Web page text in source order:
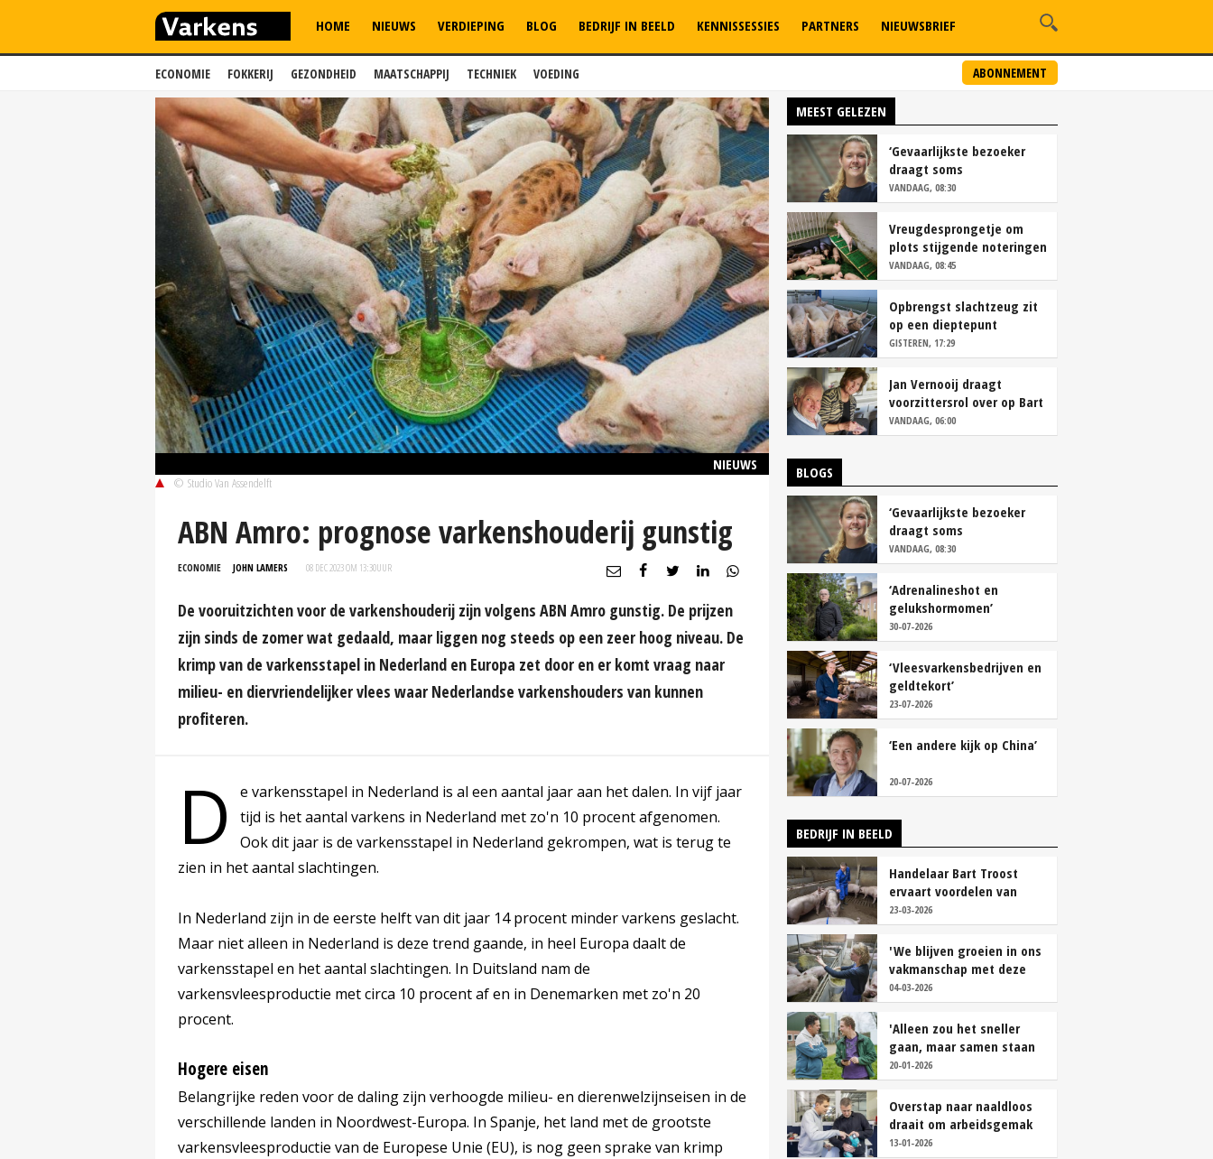
ECONOMIE FOKKERIJ GEZONDHEID MAATSCHAPPIJ TECHNIEK VOEDING ABONNEMENT
HOME NIEUWS VERDIEPING BLOG BEDRIJF IN BEELD KENNISSESSIES PARTNERS NIEUWSBRIEF
NIEUWS
© Studio Van Assendelft
ABN Amro: prognose varkenshouderij gunstig
ECONOMIE JOHN LAMERS 08 DEC 2023 OM 13:30UUR
De vooruitzichten voor de varkenshouderij zijn volgens ABN Amro gunstig. De prijzen
zijn sinds de zomer wat gedaald, maar liggen nog steeds op een zeer hoog niveau. De
krimp van de varkensstapel in Nederland en Europa zet door en er komt vraag naar
milieu- en diervriendelijker vlees waar Nederlandse varkenshouders van kunnen
profiteren.
D
e varkensstapel in Nederland is al een aantal jaar aan het dalen. In vijf jaar
tijd is het aantal varkens in Nederland met zo'n 10 procent afgenomen.
Ook dit jaar is de varkensstapel in Nederland gekrompen, wat is terug te
zien in het aantal slachtingen.
In Nederland zijn in de eerste helft van dit jaar 14 procent minder varkens geslacht.
Maar niet alleen in Nederland is deze trend gaande, in heel Europa daalt de
varkensstapel en het aantal slachtingen. In Duitsland nam de
varkensvleesproductie met circa 10 procent af en in Denemarken met zo'n 20
procent.
Hogere eisen
Belangrijke reden voor de daling zijn verhoogde milieu- en dierenwelzijnseisen in de
verschillende landen in Noordwest-Europa. In Spanje, het land met de grootste
varkensvleesproductie van de Europese Unie (EU), is nog geen sprake van krimp
MEEST GELEZEN
‘Gevaarlijkste bezoeker
draagt soms
overschoenen’
VANDAAG, 08:30
Vreugdesprongetje om
plots stijgende noteringen
VANDAAG, 08:45
Opbrengst slachtzeug zit
op een dieptepunt
GISTEREN, 17:29
Jan Vernooij draagt
voorzittersrol over op Bart
Camps
VANDAAG, 06:00
BLOGS
‘Gevaarlijkste bezoeker
draagt soms
overschoenen’
VANDAAG, 08:30
‘Adrenalineshot en
gelukshormomen’
30-07-2026
‘Vleesvarkensbedrijven en
geldtekort’
23-07-2026
‘Een andere kijk op China’
20-07-2026
BEDRIJF IN BEELD
Handelaar Bart Troost
ervaart voordelen van
coöperatieve voerfusie
23-03-2026
'We blijven groeien in ons
vakmanschap met deze
teamaanpak'
04-03-2026
'Alleen zou het sneller
gaan, maar samen staan
we stukken sterker'
20-01-2026
Overstap naar naaldloos
draait om arbeidsgemak
en diervriendelijkheid
13-01-2026